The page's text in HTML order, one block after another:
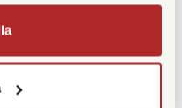
mätningar